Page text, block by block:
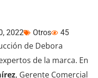
2022 Otros 45
de Debora
de la marca. En
, Gerente Comercial